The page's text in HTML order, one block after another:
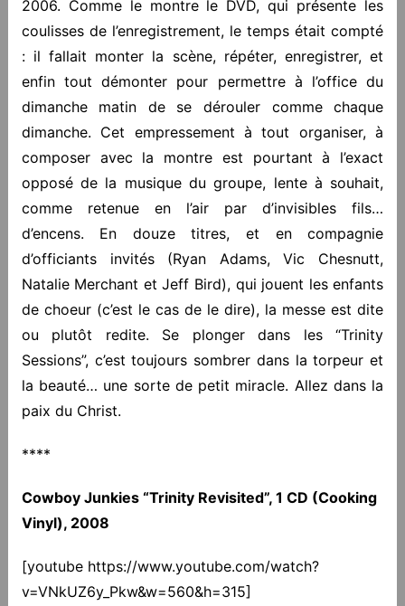
2006. Comme le montre le DVD, qui présente les
coulisses de l’enregistrement, le temps était compté
: il fallait monter la scène, répéter, enregistrer, et
enfin tout démonter pour permettre à l’office du
dimanche matin de se dérouler comme chaque
dimanche. Cet empressement à tout organiser, à
composer avec la montre est pourtant à l’exact
opposé de la musique du groupe, lente à souhait,
comme retenue en l’air par d’invisibles fils…
d’encens. En douze titres, et en compagnie
d’officiants invités (Ryan Adams, Vic Chesnutt,
Natalie Merchant et Jeff Bird), qui jouent les enfants
de choeur (c’est le cas de le dire), la messe est dite
ou plutôt redite. Se plonger dans les “Trinity
Sessions”, c’est toujours sombrer dans la torpeur et
la beauté… une sorte de petit miracle. Allez dans la
paix du Christ.
****
Cowboy Junkies “Trinity Revisited”, 1 CD (Cooking
Vinyl), 2008
[youtube https://www.youtube.com/watch?
v=VNkUZ6y_Pkw&w=560&h=315]